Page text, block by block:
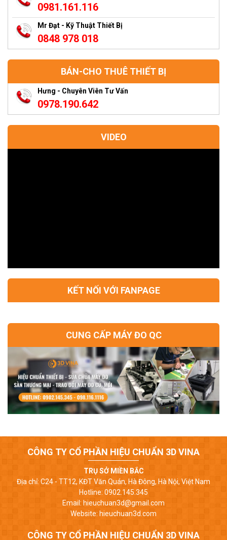
0981.161.116
Mr Đạt - Kỹ Thuật Thiết Bị
0848 978 018
BÁN-CHO THUÊ THIẾT BỊ
Hưng - Chuyên Viên Tư Vấn
0978.190.642
VIDEO
KẾT NỐI VỚI FANPAGE
CUNG CẤP MÁY ĐO QC
CÔNG TY CỔ PHẦN HIỆU CHUẨN 3D VINA
TRỤ SỞ MIỀN BẮC
Địa chỉ: C24 - TT12, KĐT Văn Quán, Hà Đông, Hà Nội, Việt Nam
Hotline: 0902.145.345
Email: hieuchuan3d@gmail.com
Website: hieuchuan3d.com
CÔNG TY CỔ PHẦN HIỆU CHUẨN 3D VINA